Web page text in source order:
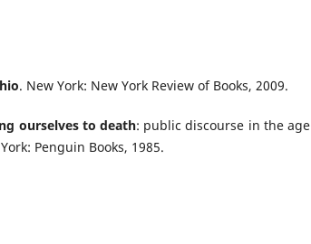
. New York: New York Review of Books, 2009.
ourselves to death: public discourse in the age
Penguin Books, 1985.